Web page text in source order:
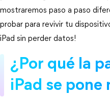
mostraremos paso a paso
probar para revivir tu
iPad sin perder datos!
¿Por qué la
iPad se pone